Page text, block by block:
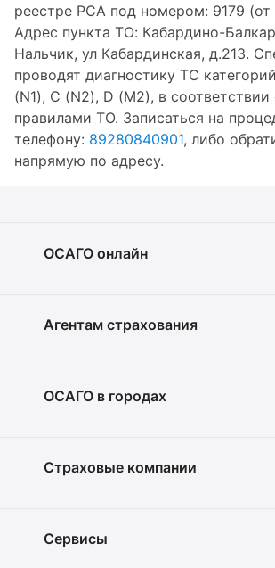
реестре РСА под номером: 9179
Адрес пункта ТО: Кабардино-
Нальчик, ул Кабардинская, д.213.
проводят диагностику ТС
(N1), C (N2), D (M2), в
правилами ТО. Записаться на
телефону: 89280840901, либо
напрямую по адресу.
ОСАГО онлайн
Агентам страхования
ОСАГО в городах
Страховые компании
Сервисы